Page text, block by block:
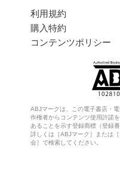
利用規約
購入特約
コンテンツポリシー
ABJマークは、この電子書店・
作権者からコンテンツ使用許諾
あることを示す登録商標（登録
詳しくは［ABJマーク］または
会］で検索してください。